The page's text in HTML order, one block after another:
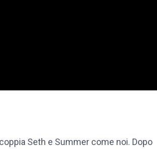
Seth e Summer come noi. Dopo